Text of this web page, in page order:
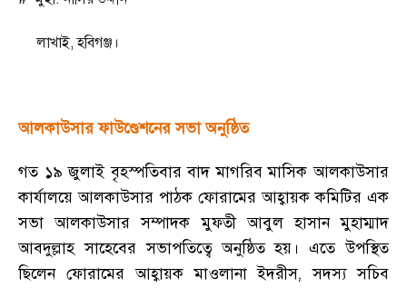
লাখাই,হবিগঞ্জ।
আলকাউসার ফাউণ্ডেশনের সভা অনুষ্ঠিত
গত ১৯ জুলাই বৃহস্পতিবার বাদ মাগরিব মাসিক আলকাউসার
কার্যালয়ে আলকাউসার পাঠক ফোরামের আহ্বায়ক কমিটির এক
সভা আলকাউসার সম্পাদক মুফতী আবুল হাসান মুহাম্মাদ
আবদুল্লাহ সাহেবের সভাপতিত্বে অনুষ্ঠিত হয়। এতে উপস্থিত
ছিলেন ফোরামের আহ্বায়ক মাওলানা ইদরীস, সদস্য সচিব